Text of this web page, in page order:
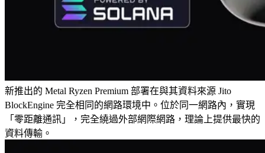
新推出的 Metal Ryzen Premium 部署在與其資料來源 Jito
BlockEngine 完全相同的網路環境中。位於同一網路內，實現
「零距離通訊」，完全繞過外部網際網路，理論上提供最快的
資料傳輸。